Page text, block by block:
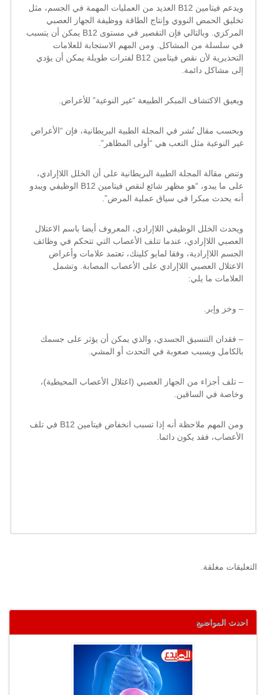
ويدعم فيتامين B12 العديد من العمليات المهمة في الجسم، مثل
تخليق الحمض النووي وإنتاج الطاقة ووظيفة الجهاز العصبي
المركزي. وبالتالي فإن التقصير في مستوى B12 يمكن أن يتسبب
في سلسلة من المشاكل. ومن المهم الاستجابة للعلامات
التحذيرية لأن نقص فيتامين B12 لفترات طويلة يمكن أن يؤدي
إلى مشاكل دائمة.
ويعيق الاكتشاف المبكر الطبيعة “غير النوعية” للأعراض.
وبحسب مقال نُشر في المجلة الطبية البريطانية، فإن “الأعراض
غير النوعية مثل التعب هي “أولى المظاهر”.
وتنص مقالة المجلة الطبية البريطانية على أن الخلل اللاإرادي،
على ما يبدو، “هو مظهر شائع لنقص فيتامين B12 الوظيفي ويبدو
أنه يحدث مبكرا في سياق عملية المرض”.
ويحدث الخلل الوظيفي اللاإرادي، المعروف أيضا باسم الاعتلال
العصبي اللاإرادي، عندما تتلف الأعصاب التي تتحكم في وظائف
الجسم اللاإرادية، وفقا لمايو كلينك، تعتمد علامات وأعراض
الاعتلال العصبي اللاإرادي على الأعصاب المصابة. وتشمل
العلامات ما يلي:
– وخز وإبر.
– فقدان التنسيق الجسدي، والذي يمكن أن يؤثر على جسمك
بالكامل ويسبب صعوبة في التحدث أو المشي.
– تلف أجزاء من الجهاز العصبي (اعتلال الأعصاب المحيطية)،
وخاصة في الساقين.
ومن المهم ملاحظة أنه إذا تسبب انخفاض فيتامين B12 في تلف
الأعصاب، فقد يكون دائما.
التعليقات مغلقة.
احدث المواضيع